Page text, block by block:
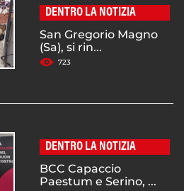
DENTRO LA NOTIZIA
San Gregorio Magno
(Sa), si rin...
723
DENTRO LA NOTIZIA
BCC Capaccio
Paestum e Serino, ...